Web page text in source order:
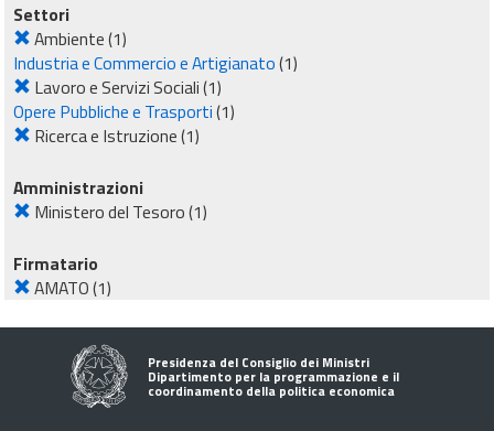
Settori
Ambiente(1)
Industria e Commercio e Artigianato(1)
Lavoro e Servizi Sociali(1)
Opere Pubbliche e Trasporti(1)
Ricerca e Istruzione(1)
Amministrazioni
Ministero del Tesoro(1)
Firmatario
AMATO(1)
Presidenza del Consiglio dei Ministri
Dipartimento per la programmazione e il
coordinamento della politica economica